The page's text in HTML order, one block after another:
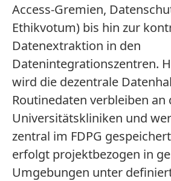
Access-Gremien,
Ethikvotum) bis hin zur
Datenextraktion in den
Datenintegrationszentren.
wird die dezentrale
Routinedaten verbleiben an
Universitätskliniken und
zentral im FDPG
erfolgt projektbezogen in
Umgebungen unter